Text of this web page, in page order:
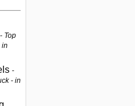
Top
in
- in